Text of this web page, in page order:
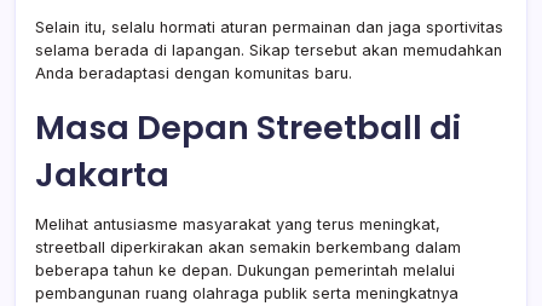
Selain itu, selalu hormati aturan permainan dan jaga sportivitas
selama berada di lapangan. Sikap tersebut akan memudahkan
Anda beradaptasi dengan komunitas baru.
Masa Depan Streetball di
Jakarta
Melihat antusiasme masyarakat yang terus meningkat,
streetball diperkirakan akan semakin berkembang dalam
beberapa tahun ke depan. Dukungan pemerintah melalui
pembangunan ruang olahraga publik serta meningkatnya